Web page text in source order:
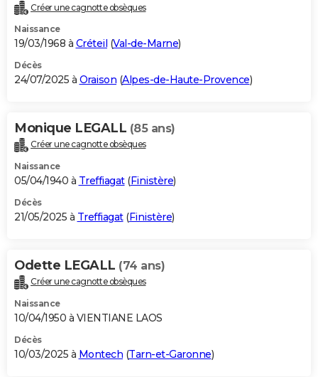
Créer une cagnotte obsèques
Naissance
19/03/1968 à Créteil (Val-de-Marne)
Décès
24/07/2025 à Oraison (Alpes-de-Haute-Provence)
Monique LEGALL (85 ans)
Créer une cagnotte obsèques
Naissance
05/04/1940 à Treffiagat(Finistère)
Décès
21/05/2025 à Treffiagat(Finistère)
Odette LEGALL (74 ans)
Créer une cagnotte obsèques
Naissance
10/04/1950 à VIENTIANE LAOS
Décès
10/03/2025 à Montech (Tarn-et-Garonne)